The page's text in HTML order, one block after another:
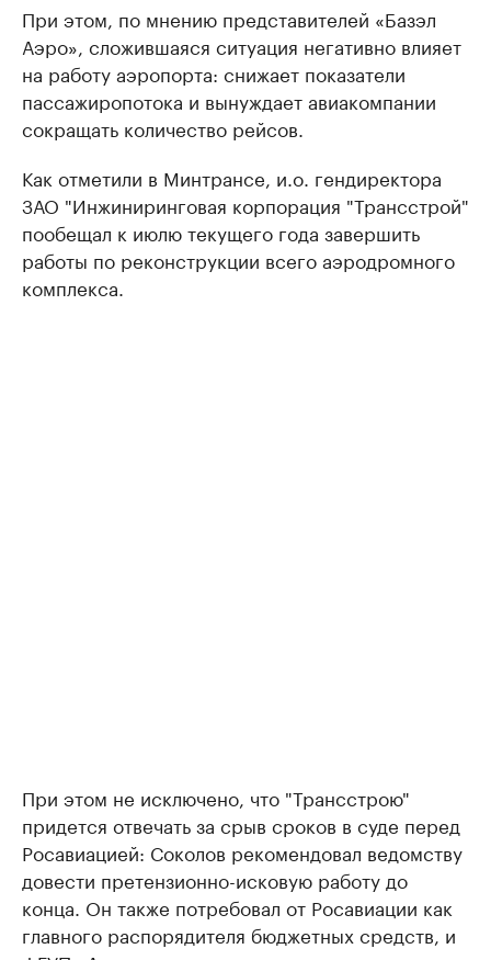
При этом, по мнению представителей «Базэл
Аэро», сложившаяся ситуация негативно влияет
на работу аэропорта: снижает показатели
пассажиропотока и вынуждает авиакомпании
сокращать количество рейсов.
Как отметили в Минтрансе, и.о. гендиректора
ЗАО "Инжиниринговая корпорация "Трансстрой"
пообещал к июлю текущего года завершить
работы по реконструкции всего аэродромного
комплекса.
При этом не исключено, что "Трансстрою"
придется отвечать за срыв сроков в суде перед
Росавиацией: Соколов рекомендовал ведомству
довести претензионно-исковую работу до
конца. Он также потребовал от Росавиации как
главного распорядителя бюджетных средств, и